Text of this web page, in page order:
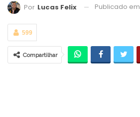
Por Lucas Felix Publicado em
599
Compartilhar